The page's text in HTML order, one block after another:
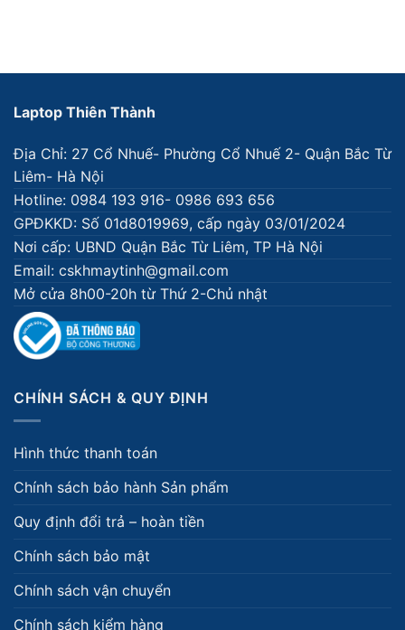
Laptop Thiên Thành
Địa Chỉ: 27 Cổ Nhuế- Phường Cổ Nhuế 2- Quận Bắc Từ
Liêm- Hà Nội
Hotline: 0984 193 916- 0986 693 656
GPĐKKD: Số 01d8019969, cấp ngày 03/01/2024
Nơi cấp: UBND Quận Bắc Từ Liêm, TP Hà Nội
Email: cskhmaytinh@gmail.com
Mở cửa 8h00-20h từ Thứ 2-Chủ nhật
CHÍNH SÁCH & QUY ĐỊNH
Hình thức thanh toán
Chính sách bảo hành Sản phẩm
Quy định đổi trả – hoàn tiền
Chính sách bảo mật
Chính sách vận chuyển
Chính sách kiểm hàng